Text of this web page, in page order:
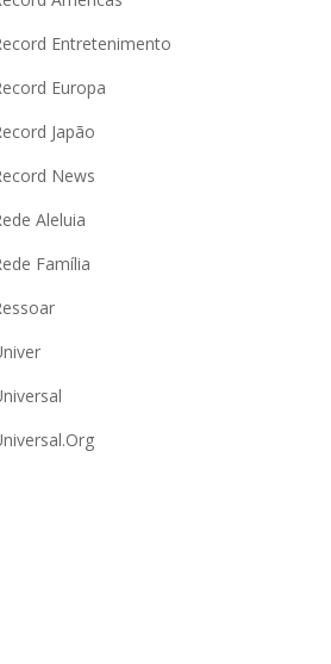
Entretenimento
Europa
Japão
News
Aleluia
Família